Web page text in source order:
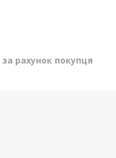
за рахунок покупця